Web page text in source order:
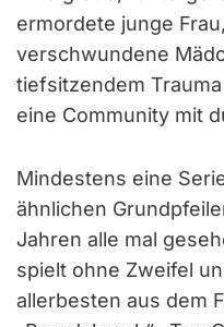
ermordete junge
verschwundene
tiefsitzendem
eine Community mit
Mindestens eine
ähnlichen
Jahren alle mal
spielt ohne Zweifel
allerbesten aus dem